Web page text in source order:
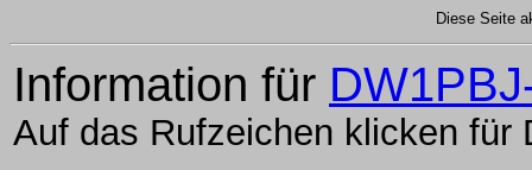
Diese Seite
Information für
Auf das Rufzeichen klicken für